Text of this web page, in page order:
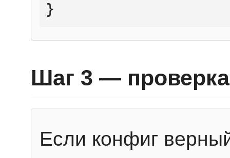
}
Шаг 3 — проверка
Если конфиг